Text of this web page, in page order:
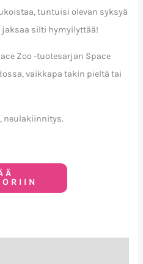
tuntuisi olevan syksyä
jaksaa silti hymyilyttää!
Zoo -tuotesarjan Space
vaikkapa takin pieltä tai
neulakiinnitys.